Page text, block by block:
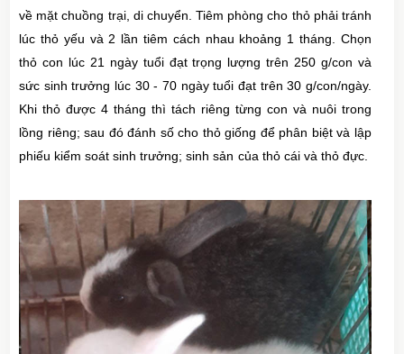
về mặt chuồng trại, di chuyển. Tiêm phòng cho thỏ phải tránh
lúc thỏ yếu và 2 lần tiêm cách nhau khoảng 1 tháng. Chọn
thỏ con lúc 21 ngày tuổi đạt trọng lượng trên 250 g/con và
sức sinh trưởng lúc 30 - 70 ngày tuổi đạt trên 30 g/con/ngày.
Khi thỏ được 4 tháng thì tách riêng từng con và nuôi trong
lồng riêng; sau đó đánh số cho thỏ giống để phân biệt và lập
phiếu kiểm soát sinh trưởng; sinh sản của thỏ cái và thỏ đực.